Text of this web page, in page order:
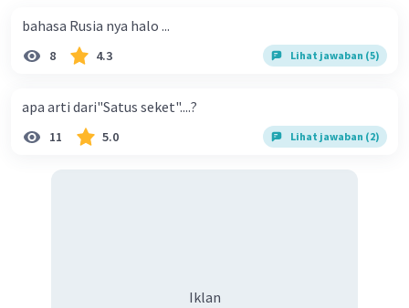
bahasa Rusia nya halo ...
8 4.3 Lihat jawaban (5)
apa arti dari"Satus seket"....?
11 5.0 Lihat jawaban (2)
Iklan